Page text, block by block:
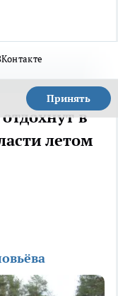
Принять
в
летом